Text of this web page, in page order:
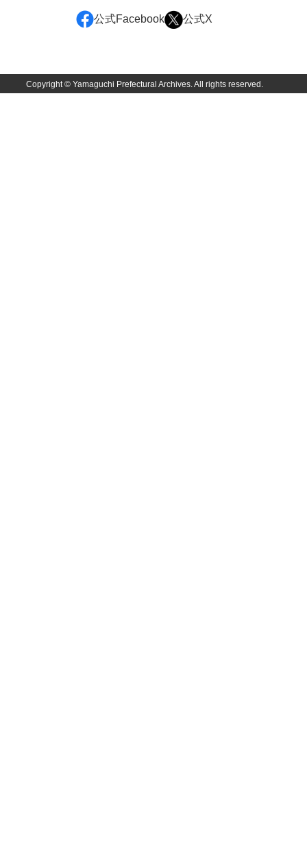
勝間田家文書
桂家文書（宇部市1）
公式Facebook 公式X
Copyright © Yamaguchi Prefectural Archives. All rights reserved.